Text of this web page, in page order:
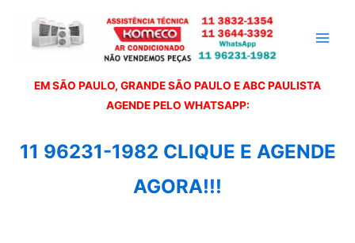
EM SÃO PAULO, GRANDE SÃO PAULO E ABC PAULISTA
AGENDE PELO WHATSAPP:
11 96231-1982 CLIQUE E AGENDE
AGORA!!!